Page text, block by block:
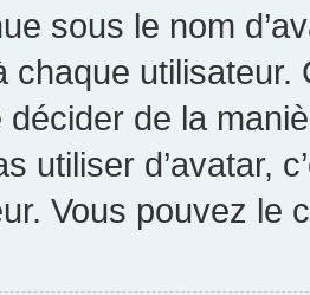
sous le nom
chaque utilisateur.
de la
utiliser d’avatar,
Vous pouvez